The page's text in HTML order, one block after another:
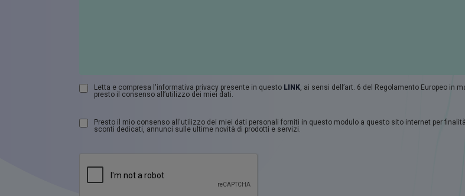
Letta e compresa l'informativa privacy presente in questo LINK, ai sensi dell’art. 6 del Regolamento Europeo in
presto il consenso all’utilizzo dei miei dati.
Presto il mio consenso all'utilizzo dei miei dati personali forniti in questo modulo a questo sito internet per
sconti dedicati, annunci sulle ultime novità di prodotti e servizi.